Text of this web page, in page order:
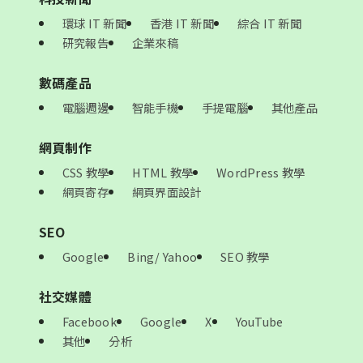
環球 IT 新聞 香港 IT 新聞
綜合 IT 新聞
研究報告
企業來稿
數碼產品
電腦週邊 智能手機 手提電腦 其他產品
網頁制作
CSS 教學 HTML 教學
WordPress 教學
網頁寄存
網頁界面設計
SEO
Google Bing/ Yahoo SEO 教學
社交媒體
Facebook Google X
YouTube
其他
分析